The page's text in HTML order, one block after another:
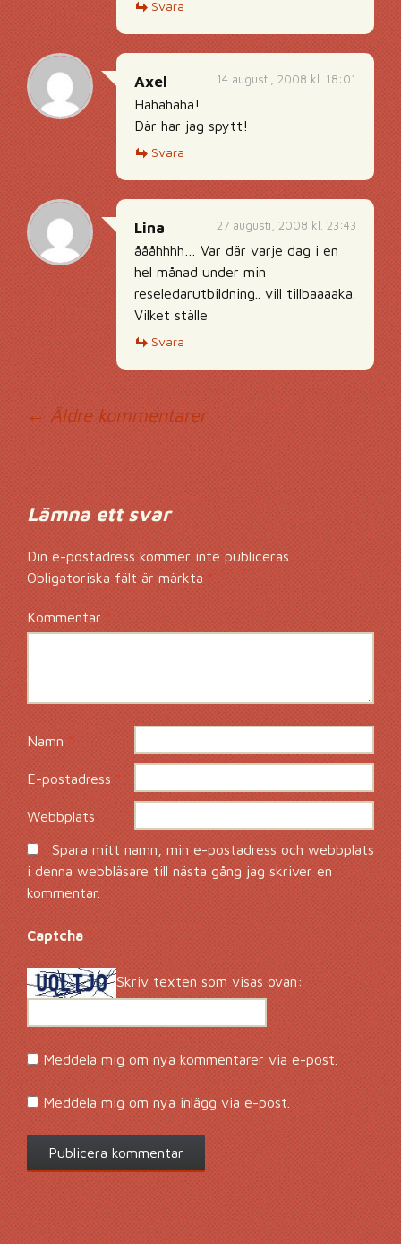
Svara
14 augusti, 2008 kl. 18:01
Axel
Hahahaha!
Där har jag spytt!
Svara
27 augusti, 2008 kl. 23:43
Lina
åååhhhh… Var där varje dag i en
hel månad under min
reseledarutbildning.. vill tillbaaaaka.
Vilket ställe
Svara
← Äldre kommentarer
Lämna ett svar
Din e-postadress kommer inte publiceras.
Obligatoriska fält är märkta *
Kommentar *
Namn *
E-postadress*
Webbplats
Spara mitt namn, min e-postadress och webbplats
i denna webbläsare till nästa gång jag skriver en
kommentar.
Captcha*
Skriv texten som visas ovan:
Meddela mig om nya kommentarer via e-post.
Meddela mig om nya inlägg via e-post.